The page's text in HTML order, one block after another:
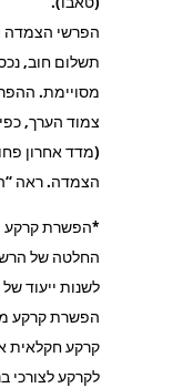
הפרשי הצמדה
תשלום חוב,
מסויימת.
צמוד הערך,
הצמדה. ראה
*הפשרת קרקע
החלטה של
לשנות ייעוד
הפשרת קרקע
קרקע חקלאית
לקרקע לצורכי